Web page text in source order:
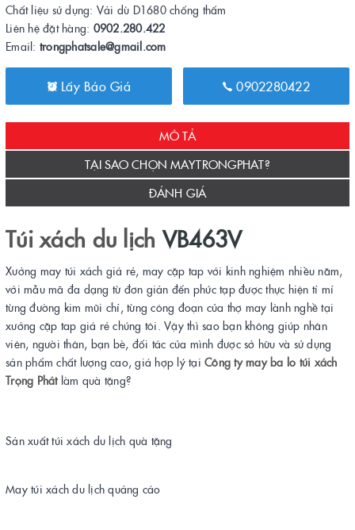
Chất liệu sử dụng: Vải dù D1680 chống thấm
Liên hệ đặt hàng: 0902.280.422
Email: trongphatsale@gmail.com
Lấy Báo Giá 0902280422
MÔ TẢ
TẠI SAO CHỌN MAYTRONGPHAT?
ĐÁNH GIÁ
Túi xách du lịch VB463V
Xưởng may túi xách giá rẻ, may cặp tap với kinh nghiệm nhiều năm,
với mẫu mã đa dạng từ đơn giản đến phức tạp được thực hiện tỉ mỉ
từng đường kim mũi chỉ, từng công đoạn của thợ may lành nghề tại
xưởng cặp tap giá rẻ chúng tôi. Vậy thì sao bạn không giúp nhân
viên, người thân, bạn bè, đối tác của mình được sở hữu và sử dụng
sản phẩm chất lượng cao, giá hợp lý tại Công ty may ba lo túi xách
Trọng Phátlàm quà tặng?
Sản xuất túi xách du lịch quà tặng
May túi xách du lịch quảng cáo